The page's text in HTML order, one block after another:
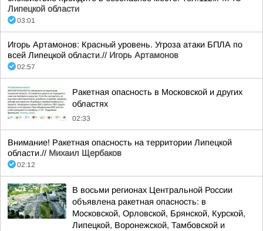
Липецкой области
03:01
Игорь Артамонов: Красный уровень. Угроза атаки БПЛА по
всей Липецкой области.// Игорь Артамонов
02:57
Ракетная опасность в Московской и других
областях
02:33
Внимание! Ракетная опасность на территории Липецкой
области.// Михаил Щербаков
02:12
В восьми регионах Центральной России
объявлена ракетная опасность: в
Московской, Орловской, Брянской, Курской,
Липецкой, Воронежской, Тамбовской и